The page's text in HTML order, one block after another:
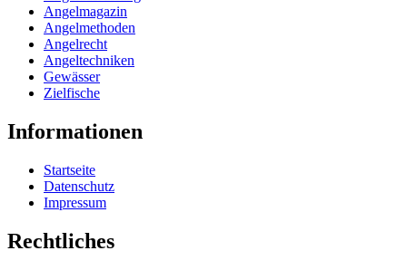
Angelmagazin
Angelmethoden
Angelrecht
Angeltechniken
Gewässer
Zielfische
Informationen
Startseite
Datenschutz
Impressum
Rechtliches